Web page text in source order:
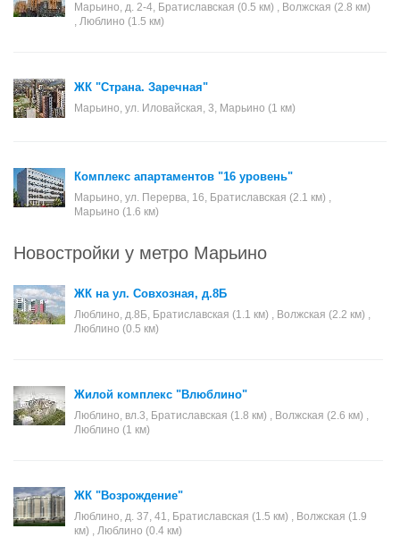
Марьино, д. 2-4, Братиславская (0.5 км) , Волжская (2.8 км)
, Люблино (1.5 км)
ЖК "Страна. Заречная"
Марьино, ул. Иловайская, 3, Марьино (1 км)
Комплекс апартаментов "16 уровень"
Марьино, ул. Перерва, 16, Братиславская (2.1 км) ,
Марьино (1.6 км)
Новостройки у метро Марьино
ЖК на ул. Совхозная, д.8Б
Люблино, д.8Б, Братиславская (1.1 км) , Волжская (2.2 км) ,
Люблино (0.5 км)
Жилой комплекс "Влюблино"
Люблино, вл.3, Братиславская (1.8 км) , Волжская (2.6 км) ,
Люблино (1 км)
ЖК "Возрождение"
Люблино, д. 37, 41, Братиславская (1.5 км) , Волжская (1.9
км) , Люблино (0.4 км)